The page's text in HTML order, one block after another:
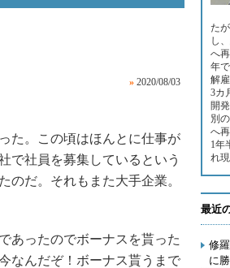
» 2020/08/03
た。この頃はほんとに仕事が
で社員を募集しているという
のだ。それもまた大手企業。
あったのでボーナスを貰った
なんだぞ！ボーナス貰うまで
た
し
へ
年
解
3カ
開
別
へ
1年
れ
最近
修
に